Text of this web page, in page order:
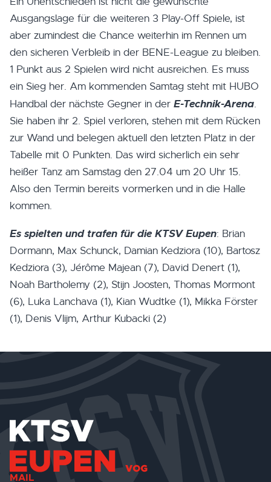
Ausgangslage für die weiteren 3 Play-Off Spiele, ist
aber zumindest die Chance weiterhin im Rennen um
den sicheren Verbleib in der BENE-League zu bleiben.
1 Punkt aus 2 Spielen wird nicht ausreichen. Es muss
ein Sieg her. Am kommenden Samtag steht mit HUBO
Handbal der nächste Gegner in der E-Technik-Arena.
Sie haben ihr 2. Spiel verloren, stehen mit dem Rücken
zur Wand und belegen aktuell den letzten Platz in der
Tabelle mit 0 Punkten. Das wird sicherlich ein sehr
heißer Tanz am Samstag den 27.04 um 20 Uhr 15.
Also den Termin bereits vormerken und in die Halle
kommen.
Es spielten und trafen für die KTSV Eupen: Brian
Dormann, Max Schunck, Damian Kedziora (10), Bartosz
Kedziora (3), Jérôme Majean (7), David Denert (1),
Noah Bartholemy (2), Stijn Joosten, Thomas Mormont
(6), Luka Lanchava (1), Kian Wudtke (1), Mikka Förster
(1), Denis Vlijm, Arthur Kubacki (2)
MAIL